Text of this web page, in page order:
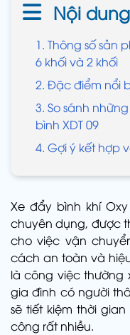
Nội
1. Thông số sản
6 khối và 2 khối
2. Đặc điểm nổi
3. So sánh
bình XDT 09
4. Gợi ý kết hợp
Xe đẩy bình khí
chuyên dụng, được
cho việc vận
cách an toàn và
là công việc thường
gia đình có người
sẽ tiết kiệm thời
công rất nhiều.